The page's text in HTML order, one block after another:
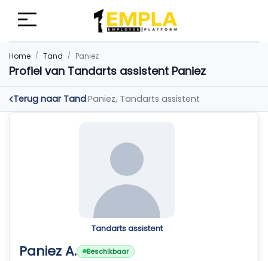
Home Tand Paniez
Profiel van Tandarts assistent Paniez
Terug naar Tand|Paniez, Tandarts assistent
Tandarts assistent
Paniez A.
Beschikbaar